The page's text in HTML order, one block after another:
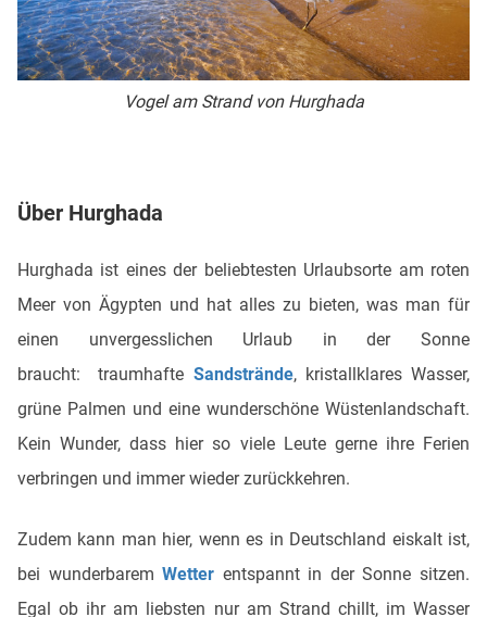
Vogel am Strand von Hurghada
Über Hurghada
Hurghada ist eines der beliebtesten Urlaubsorte am roten
Meer von Ägypten und hat alles zu bieten, was man für
einen unvergesslichen Urlaub in der Sonne
braucht: traumhafte Sandstrände, kristallklares Wasser,
grüne Palmen und eine wunderschöne Wüstenlandschaft.
Kein Wunder, dass hier so viele Leute gerne ihre Ferien
verbringen und immer wieder zurückkehren.
Zudem kann man hier, wenn es in Deutschland eiskalt ist,
bei wunderbaremWetter entspannt in der Sonne sitzen.
Egal ob ihr am liebsten nur am Strand chillt, im Wasser